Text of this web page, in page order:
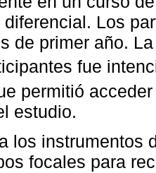
Los
de primer año.
fue
permitió
estudio.
los instrumentos
focales para